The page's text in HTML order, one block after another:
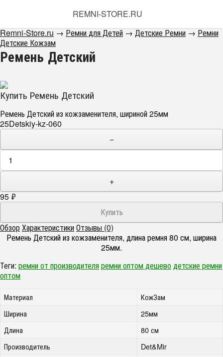
REMNI-STORE.RU
Remni-Store.ru → Ремни для Детей → Детские Ремни → Ремни
Детские Кожзам
Ремень Детский
Купить Ремень Детский
Ремень Детский из кожзаменителя, шириной 25мм
25Detskiy-kz-060
−
+
95 ₽
ОбзорХарактеристикиОтзывы (0)
Ремень Детский из кожзаменителя, длина ремня 80 см, ширина
25мм.
Теги: ремни от производителяремни оптом дешеводетские ремни
оптом
Материал
КожЗам
Ширина
25мм
Длина
80 см
Производитель
Det&Mir